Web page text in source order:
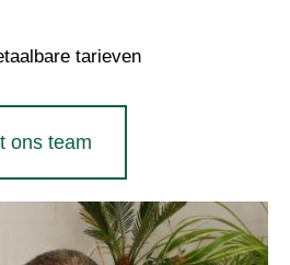
tarieven
ons team